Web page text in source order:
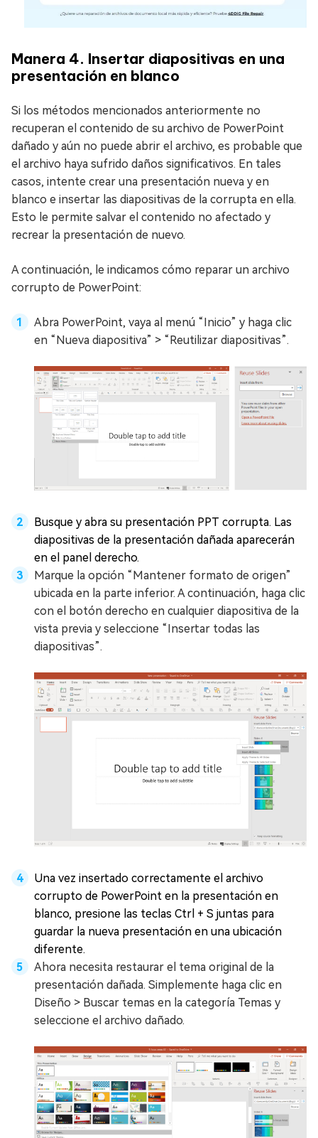
Manera 4. Insertar diapositivas en una
presentación en blanco
Si los métodos mencionados anteriormente no
recuperan el contenido de su archivo de PowerPoint
dañado y aún no puede abrir el archivo, es probable que
el archivo haya sufrido daños significativos. En tales
casos, intente crear una presentación nueva y en
blanco e insertar las diapositivas de la corrupta en ella.
Esto le permite salvar el contenido no afectado y
recrear la presentación de nuevo.
A continuación, le indicamos cómo reparar un archivo
corrupto de PowerPoint:
Abra PowerPoint, vaya al menú “Inicio” y haga clic
en “Nueva diapositiva” > “Reutilizar diapositivas”.
Busque y abra su presentación PPT corrupta. Las
diapositivas de la presentación dañada aparecerán
en el panel derecho.
Marque la opción “Mantener formato de origen”
ubicada en la parte inferior. A continuación, haga clic
con el botón derecho en cualquier diapositiva de la
vista previa y seleccione “Insertar todas las
diapositivas”.
Una vez insertado correctamente el archivo
corrupto de PowerPoint en la presentación en
blanco, presione las teclas Ctrl + S juntas para
guardar la nueva presentación en una ubicación
diferente.
Ahora necesita restaurar el tema original de la
presentación dañada. Simplemente haga clic en
Diseño > Buscar temas en la categoría Temas y
seleccione el archivo dañado.